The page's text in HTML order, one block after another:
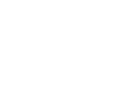
的重要节点。选择台湾